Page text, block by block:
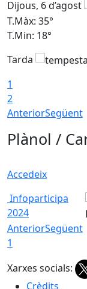
Dijous, 6 d’agost
T.Màx: 35°
T.Min: 18°
Tarda
1
2
AnteriorSegüent
Plànol /
Accedeix
Infoparticipa
2024
AnteriorSegüent
1
Xarxes socials:
Crèdits